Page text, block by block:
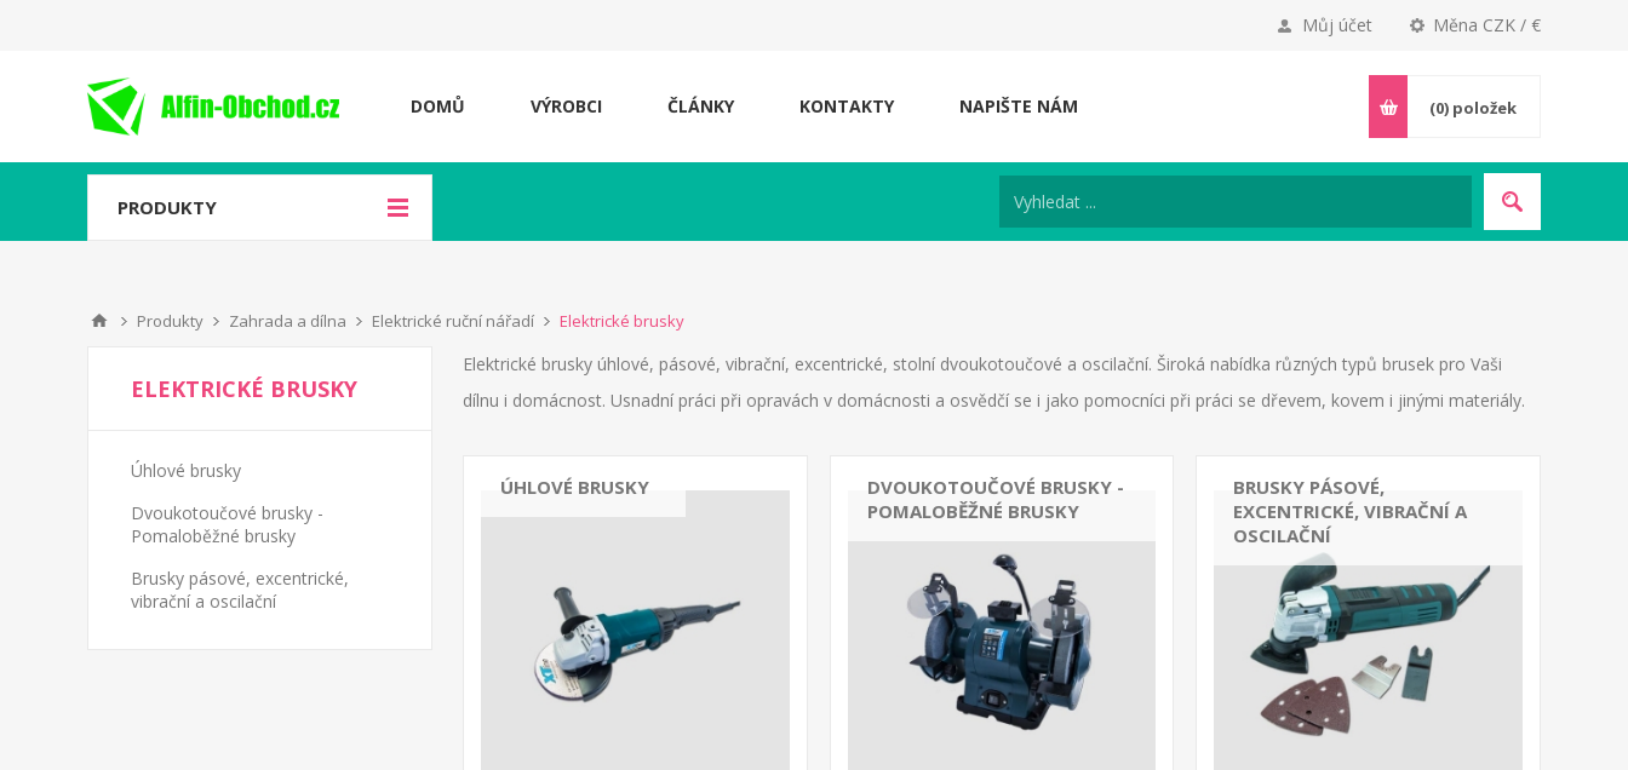
Měna CZK / €
Můj účet
DOMŮ VÝROBCI ČLÁNKY KONTAKTY NAPIŠTE NÁM (0) položek
PRODUKTY
Produkty Zahrada a dílna Elektrické ruční nářadí Elektrické brusky
Elektrické brusky úhlové, pásové, vibrační, excentrické, stolní dvoukotoučové a oscilační. Široká nabídka různých typů brusek pro Vaši
dílnu i domácnost. Usnadní práci při opravách v domácnosti a osvědčí se i jako pomocníci při práci se dřevem, kovem i jinými materiály.
ÚHLOVÉ BRUSKY
DVOUKOTOUČOVÉ BRUSKY -
POMALOBĚŽNÉ BRUSKY
BRUSKY PÁSOVÉ,
EXCENTRICKÉ, VIBRAČNÍ A
OSCILAČNÍ
ELEKTRICKÉ BRUSKY
Úhlové brusky
Dvoukotoučové brusky -
Pomaloběžné brusky
Brusky pásové, excentrické,
vibrační a oscilační